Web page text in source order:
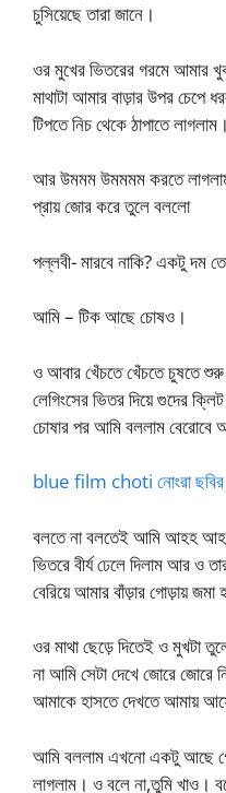
চুসিয়েছে তারা জানে।
ওর মুখের ভিতরের গরমে আমার
মাথাটা আমার বাড়ার উপর চেপে
টিপতে নিচ থেকে ঠাপাতে লাগলাম।
আর উমমম উমমমম করতে
প্রায় জোর করে তুলে বললো
পল্লবী- মারবে নাকি? একটু দম
আমি – টিক আছে চোষও।
ও আবার খেঁচতে খেঁচতে চুষতে
লেগিংসের ভিতর দিয়ে গুদের
চোষার পর আমি বললাম বেরোবে
blue film choti নোংরা ছবির
বলতে না বলতেই আমি আহহ আহহ
ভিতরে বীর্য ঢেলে দিলাম আর ও
বেরিয়ে আমার বাঁড়ার গোড়ায়
ওর মাথা ছেড়ে দিতেই ও মুখটা
না আমি সেটা দেখে জোরে জোরে
আমাকে হাসতে দেখতে আমায়
আমি বললাম এখনো একটু আছে
লাগলাম। ও বলে না,তুমি খাও।